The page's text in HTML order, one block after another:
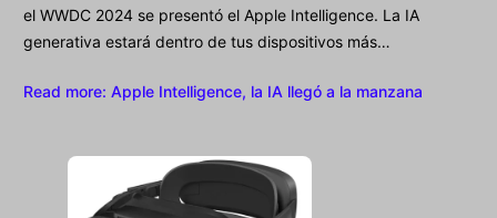
el WWDC 2024 se presentó el Apple Intelligence. La IA
generativa estará dentro de tus dispositivos más…
Read more: Apple Intelligence, la IA llegó a la manzana